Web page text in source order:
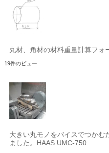
丸材、角材の材料重量計算フォ
19件のビュー
大きい丸モノをバイスでつかむ
ました。HAAS UMC-750